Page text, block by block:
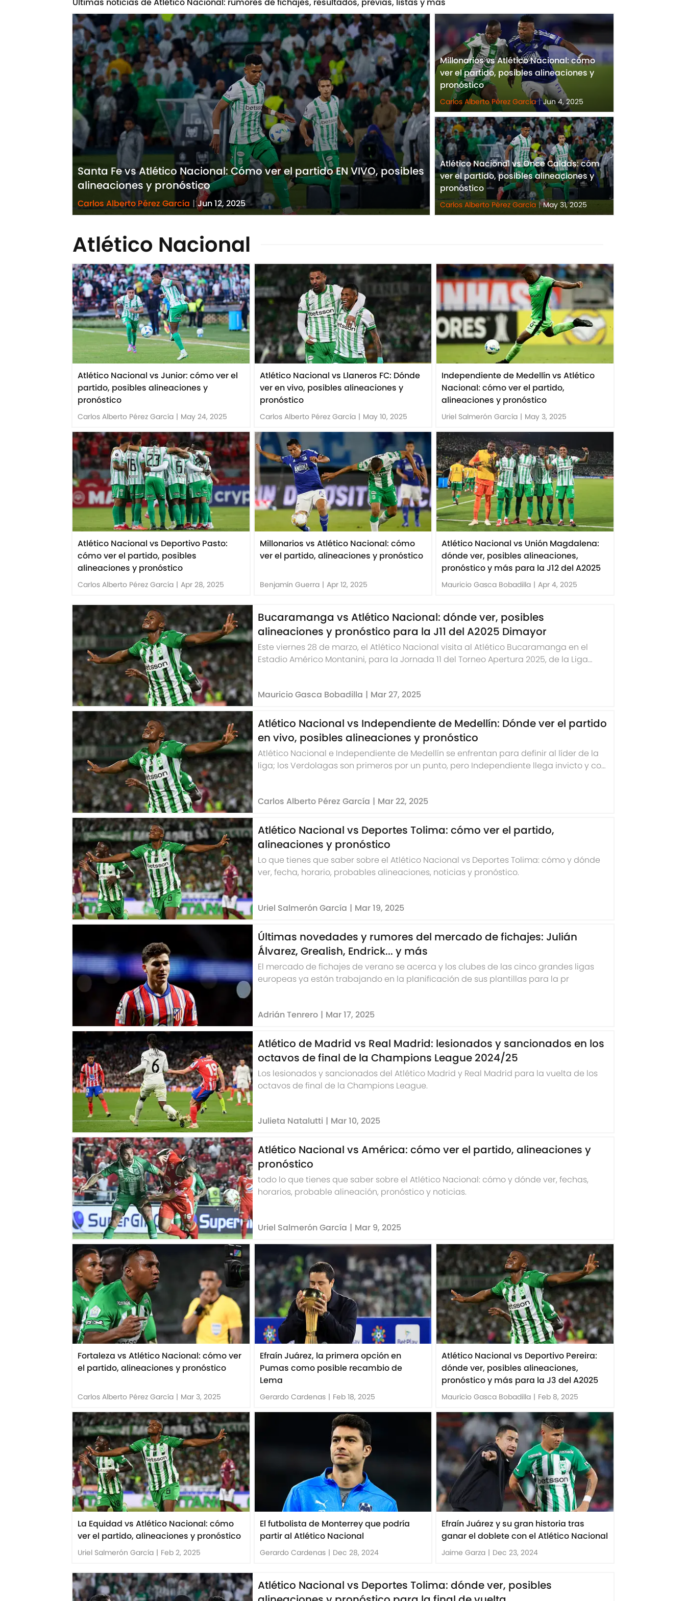
Santa Fe vs Atlético Nacional: Cómo ver el partido EN VIVO, posibles
alineaciones y pronóstico
Carlos Alberto Pérez García | Jun 12, 2025
Millonarios vs Atlético Nacional: cómo
ver el partido, posibles alineaciones y
pronóstico
Carlos Alberto Pérez García | Jun 4, 2025
Atlético Nacional vs Once Caldas: cóm
ver el partido, posibles alineaciones y
pronóstico
Carlos Alberto Pérez García | May 31, 2025
Atlético Nacional
Atlético Nacional vs Junior: cómo ver el
partido, posibles alineaciones y
pronóstico
Carlos Alberto Pérez García | May 24, 2025
Atlético Nacional vs Llaneros FC: Dónde
ver en vivo, posibles alineaciones y
pronóstico
Carlos Alberto Pérez García | May 10, 2025
Independiente de Medellín vs Atlético
Nacional: cómo ver el partido,
alineaciones y pronóstico
Uriel Salmerón García | May 3, 2025
Atlético Nacional vs Deportivo Pasto:
cómo ver el partido, posibles
alineaciones y pronóstico
Carlos Alberto Pérez García | Apr 28, 2025
Millonarios vs Atlético Nacional: cómo
ver el partido, alineaciones y pronóstico
Benjamín Guerra | Apr 12, 2025
Atlético Nacional vs Unión Magdalena:
dónde ver, posibles alineaciones,
pronóstico y más para la J12 del A2025
Mauricio Gasca Bobadilla | Apr 4, 2025
Bucaramanga vs Atlético Nacional: dónde ver, posibles
alineaciones y pronóstico para la J11 del A2025 Dimayor
Este viernes 28 de marzo, el Atlético Nacional visita al Atlético Bucaramanga en el
Estadio Américo Montanini, para la Jornada 11 del Torneo Apertura 2025, de la Liga
Mauricio Gasca Bobadilla | Mar 27, 2025
Atlético Nacional vs Independiente de Medellín: Dónde ver el partido
en vivo, posibles alineaciones y pronóstico
Atlético Nacional e Independiente de Medellín se enfrentan para definir al líder de la
liga; los Verdolagas son primeros por un punto, pero Independiente llega invicto y con
Carlos Alberto Pérez García | Mar 22, 2025
Atlético Nacional vs Deportes Tolima: cómo ver el partido,
alineaciones y pronóstico
Lo que tienes que saber sobre el Atlético Nacional vs Deportes Tolima: cómo y dónde
ver, fecha, horario, probables alineaciones, noticias y pronóstico.
Uriel Salmerón García | Mar 19, 2025
Últimas novedades y rumores del mercado de fichajes: Julián
Álvarez, Grealish, Endrick... y más
El mercado de fichajes de verano se acerca y los clubes de las cinco grandes ligas
europeas ya están trabajando en la planificación de sus plantillas para la pr
Adrián Tenrero | Mar 17, 2025
Atlético de Madrid vs Real Madrid: lesionados y sancionados en los
octavos de final de la Champions League 2024/25
Los lesionados y sancionados del Atlético Madrid y Real Madrid para la vuelta de los
octavos de final de la Champions League.
Julieta Natalutti | Mar 10, 2025
Atlético Nacional vs América: cómo ver el partido, alineaciones y
pronóstico
todo lo que tienes que saber sobre el Atlético Nacional: cómo y dónde ver, fechas,
horarios, probable alineación, pronóstico y noticias.
Uriel Salmerón García | Mar 9, 2025
Fortaleza vs Atlético Nacional: cómo ver
el partido, alineaciones y pronóstico
Carlos Alberto Pérez García | Mar 3, 2025
Efraín Juárez, la primera opción en
Pumas como posible recambio de
Lema
Gerardo Cardenas | Feb 18, 2025
Atlético Nacional vs Deportivo Pereira:
dónde ver, posibles alineaciones,
pronóstico y más para la J3 del A2025
Mauricio Gasca Bobadilla | Feb 8, 2025
La Equidad vs Atlético Nacional: cómo
ver el partido, alineaciones y pronóstico
Uriel Salmerón García | Feb 2, 2025
El futbolista de Monterrey que podría
partir al Atlético Nacional
Gerardo Cardenas | Dec 28, 2024
Efraín Juárez y su gran historia tras
ganar el doblete con el Atlético Nacional
Jaime Garza | Dec 23, 2024
Atlético Nacional vs Deportes Tolima: dónde ver, posibles